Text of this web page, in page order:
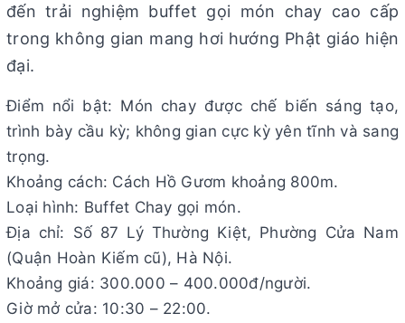
đến trải nghiệm buffet gọi món chay cao cấp
trong không gian mang hơi hướng Phật giáo hiện
đại.
Điểm nổi bật: Món chay được chế biến sáng tạo,
trình bày cầu kỳ; không gian cực kỳ yên tĩnh và sang
trọng.
Khoảng cách: Cách Hồ Gươm khoảng 800m.
Loại hình: Buffet Chay gọi món.
Địa chỉ: Số 87 Lý Thường Kiệt, Phường Cửa Nam
(Quận Hoàn Kiếm cũ), Hà Nội.
Khoảng giá: 300.000 – 400.000đ/người.
Giờ mở cửa: 10:30 – 22:00.